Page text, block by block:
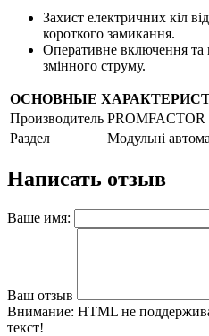
Захист електричних кіл
короткого замикання.
Оперативне включення та
змінного струму.
ОСНОВНЫЕ
Производитель PROMFACTOR
Раздел
Модульні
Написать отзыв
Ваше имя:
Ваш отзыв
Внимание: HTML не
текст!